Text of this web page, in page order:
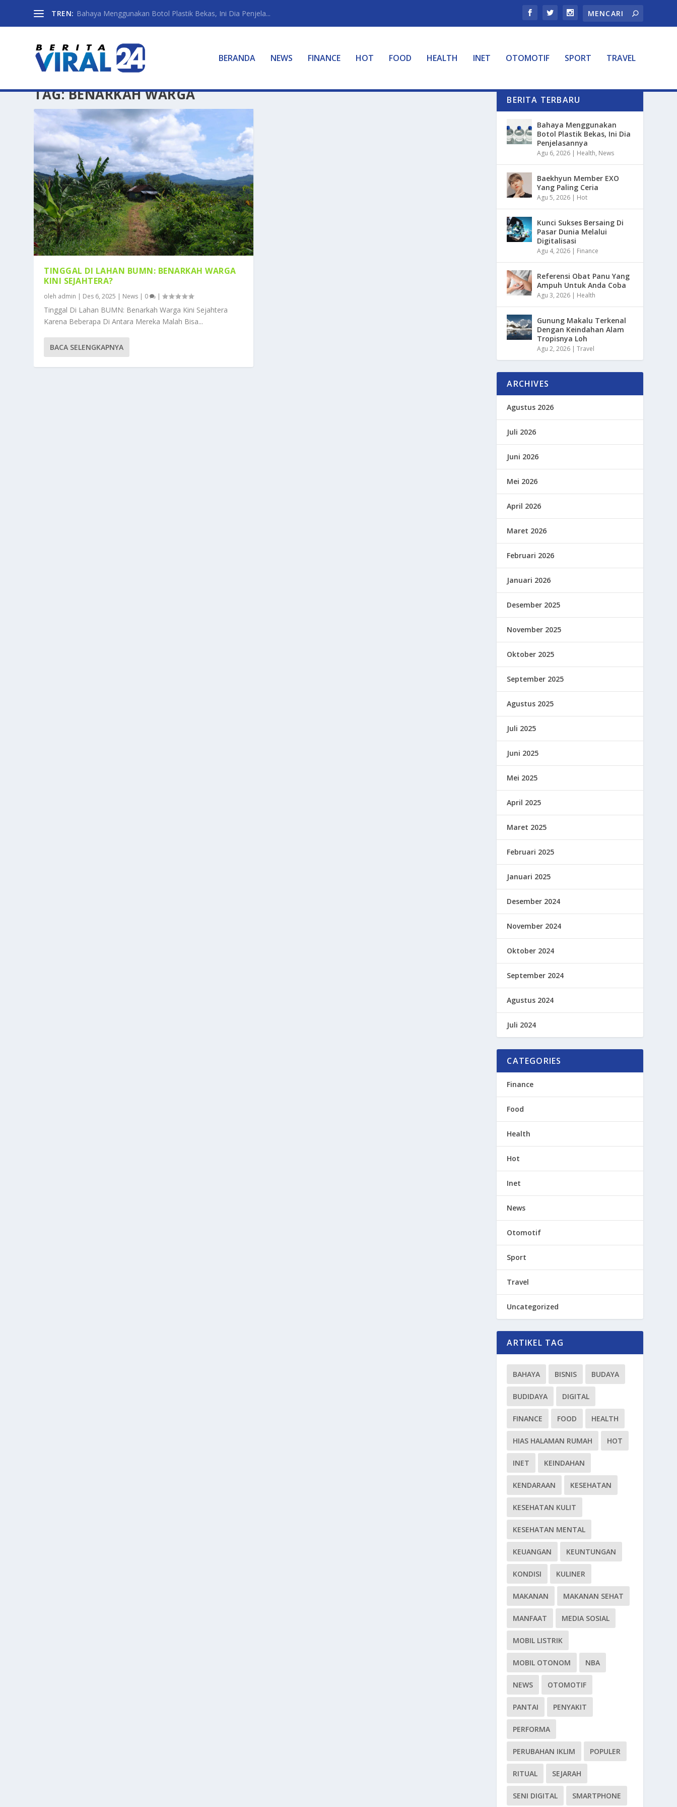
TREN: Bahaya Menggunakan Botol Plastik Bekas, Ini Dia Penjela...
BERANDA NEWS FINANCE HOT FOOD HEALTH INET OTOMOTIF SPORT TRAVEL
TAG:BENARKAH WARGA
TINGGAL DI LAHAN BUMN: BENARKAH WARGA
KINI SEJAHTERA?
oleh admin | Des 6, 2025 | News | 0 |
Tinggal Di Lahan BUMN: Benarkah Warga Kini Sejahtera
Karena Beberapa Di Antara Mereka Malah Bisa...
BACA SELENGKAPNYA
BERITA TERBARU
Bahaya Menggunakan
Botol Plastik Bekas, Ini Dia
Penjelasannya
Agu 6, 2026 | Health, News
Baekhyun Member EXO
Yang Paling Ceria
Agu 5, 2026 | Hot
Kunci Sukses Bersaing Di
Pasar Dunia Melalui
Digitalisasi
Agu 4, 2026 | Finance
Referensi Obat Panu Yang
Ampuh Untuk Anda Coba
Agu 3, 2026 | Health
Gunung Makalu Terkenal
Dengan Keindahan Alam
Tropisnya Loh
Agu 2, 2026 |Travel
ARCHIVES
Agustus 2026
Juli 2026
Juni 2026
Mei 2026
April 2026
Maret 2026
Februari 2026
Januari 2026
Desember 2025
November 2025
Oktober 2025
September 2025
Agustus 2025
Juli 2025
Juni 2025
Mei 2025
April 2025
Maret 2025
Februari 2025
Januari 2025
Desember 2024
November 2024
Oktober 2024
September 2024
Agustus 2024
Juli 2024
CATEGORIES
Finance
Food
Health
Hot
Inet
News
Otomotif
Sport
Travel
Uncategorized
ARTIKEL TAG
BAHAYA BISNIS BUDAYA
BUDIDAYA DIGITAL
FINANCE FOOD HEALTH
HIAS HALAMAN RUMAH HOT
INET KEINDAHAN
KENDARAAN KESEHATAN
KESEHATAN KULIT
KESEHATAN MENTAL
KEUANGAN KEUNTUNGAN
KONDISI KULINER
MAKANAN MAKANAN SEHAT
MANFAAT MEDIA SOSIAL
MOBIL LISTRIK
MOBIL OTONOM NBA
NEWS OTOMOTIF
PANTAI PENYAKIT
PERFORMA
PERUBAHAN IKLIM POPULER
RITUAL SEJARAH
SENI DIGITAL SMARTPHONE